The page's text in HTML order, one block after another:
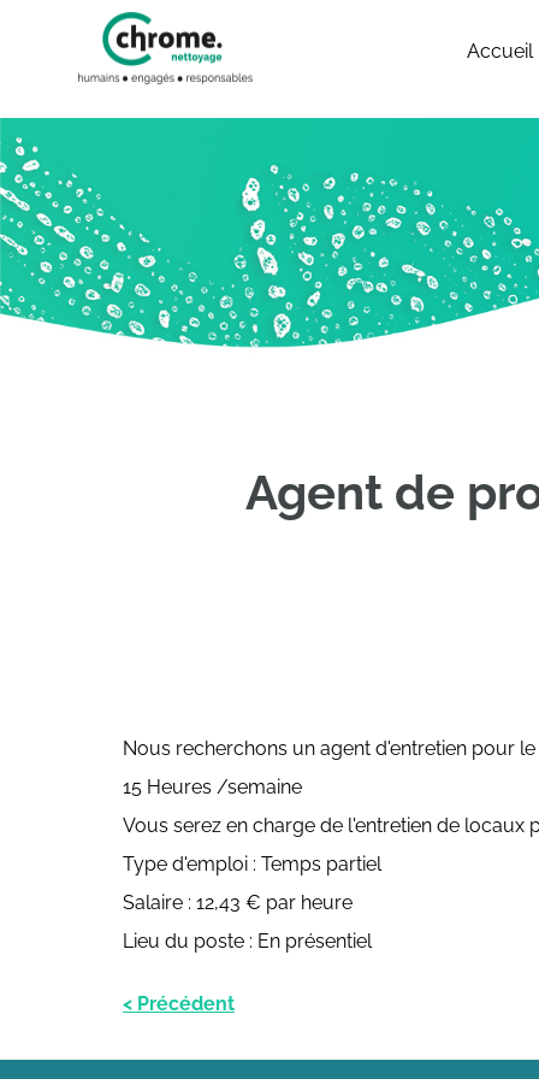
Accueil
Agent de
Nous recherchons un agent d'entretien pour
15 Heures /semaine
Vous serez en charge de l'entretien de locaux
Type d'emploi : Temps partiel
Salaire : 12,43 € par heure
Lieu du poste : En présentiel
< Précédent